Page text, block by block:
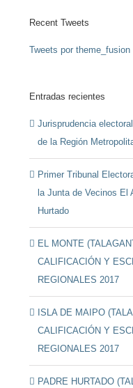
Recent Tweets
Tweets por theme_fusion
Entradas recientes
Jurisprudencia
de la Región
Primer Tribunal
la Junta de Vecinos El
Hurtado
EL MONTE
CALIFICACIÓN Y
REGIONALES 2017
ISLA DE MAIPO
CALIFICACIÓN Y
REGIONALES 2017
PADRE HURTADO